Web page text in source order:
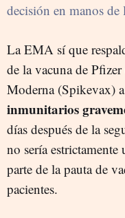
decisión en manos de
La EMA sí que
de la vacuna de
Moderna (Spikevax)
inmunitarios
días después de la
no sería
parte de la pauta de
pacientes.